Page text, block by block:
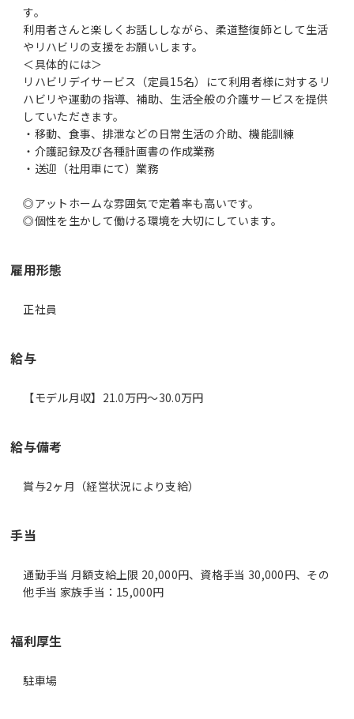
す。
利用者さんと楽しくお話ししながら、柔道整復師として生活
やリハビリの支援をお願いします。
＜具体的には＞
リハビリデイサービス（定員15名）にて利用者様に対するリ
ハビリや運動の指導、補助、生活全般の介護サービスを提供
していただきます。
・移動、食事、排泄などの日常生活の介助、機能訓練
・介護記録及び各種計画書の作成業務
・送迎（社用車にて）業務
◎アットホームな雰囲気で定着率も高いです。
◎個性を生かして働ける環境を大切にしています。
雇用形態
正社員
給与
【モデル月収】21.0万円〜30.0万円
給与備考
賞与2ヶ月（経営状況により支給）
手当
通勤手当 月額支給上限 20,000円、資格手当 30,000円、その
他手当 家族手当：15,000円
福利厚生
駐車場